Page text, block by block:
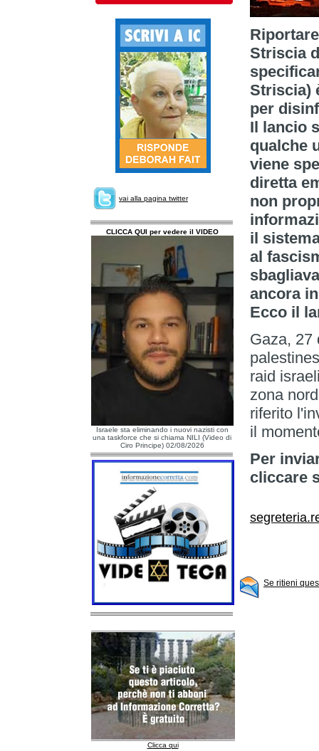
vai alla pagina twitter
CLICCA QUI per vedere il VIDEO
Israele sta eliminando i nuovi nazisti con
una taskforce che si chiama NILI (Video di
Ciro Principe) 02/08/2026
Clicca qui
Striscia
Striscia)
per
Il lancio
qualche
viene
diretta
non
il
al
ancora
Ecco il
Gaza, 27
raid
zona
riferito
il
Per
cliccare
Se ritieni